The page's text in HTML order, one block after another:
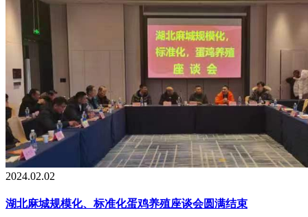
2024.02.02
湖北麻城规模化、标准化蛋鸡养殖座谈会圆满结束